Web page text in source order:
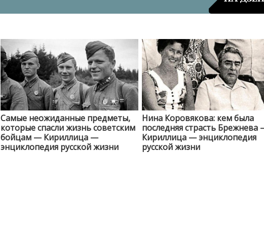
Самые неожиданные предметы,
которые спасли жизнь советским
бойцам — Кириллица —
энциклопедия русской жизни
Нина Коровякова: кем была
последняя страсть Брежнева
Кириллица — энциклопедия
русской жизни